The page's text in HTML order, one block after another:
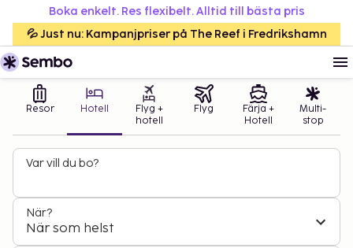
Boka enkelt. Res flexibelt. Alltid till bästa pris
💦 Just nu: Kampanjpriser på The Reef i Fredrikshamn
Resor Hotell
Flyg +
hotell
Flyg
Färja +
Hotell
Multi-
stop
Var vill du bo?
När?
När som helst